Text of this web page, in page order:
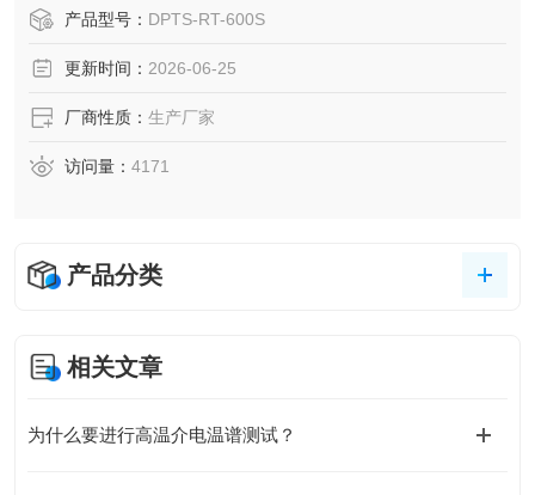
容(C)、阻抗(Z)、相位角(θ)、损耗(D)等参数，通过计算获得
谱、阻抗谱、电模量、Cole-Cole等图谱。
产品型号： DPTS-RT-600S
更新时间： 2026-06-25
厂商性质： 生产厂家
访问量： 4171
产品分类
相关文章
为什么要进行高温介电温谱测试？